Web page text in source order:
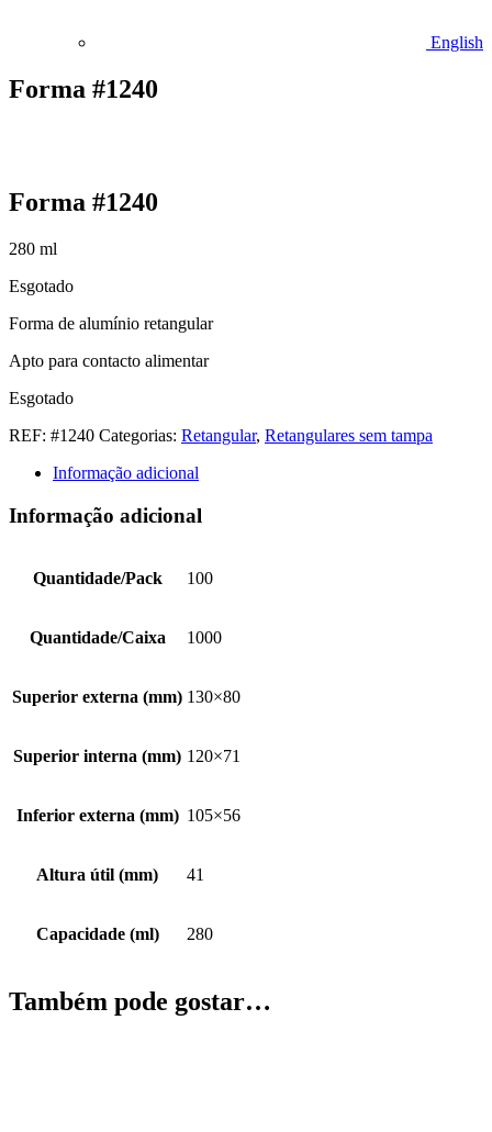
English
Forma #1240
Forma #1240
280 ml
Esgotado
Forma de alumínio retangular
Apto para contacto alimentar
Esgotado
REF: #1240 Categorias: Retangular, Retangulares sem tampa
Informação adicional
Informação adicional
Quantidade/Pack 100
Quantidade/Caixa 1000
Superior externa (mm) 130×80
Superior interna (mm) 120×71
Inferior externa (mm) 105×56
Altura útil (mm) 41
Capacidade (ml) 280
Também pode gostar…